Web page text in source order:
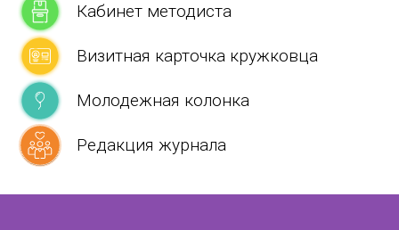
Кабинет методиста
Визитная карточка кружковца
Молодежная колонка
Редакция журнала